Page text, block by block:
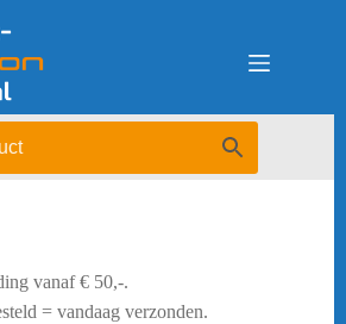
vanaf € 50,-.
= vandaag verzonden.